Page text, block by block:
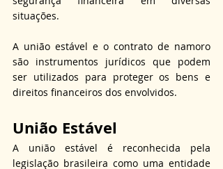
situações.
A união estável e o contrato de namoro
são instrumentos jurídicos que podem
ser utilizados para proteger os bens e
direitos financeiros dos envolvidos.
União Estável
A união estável é reconhecida pela
legislação brasileira como uma entidade